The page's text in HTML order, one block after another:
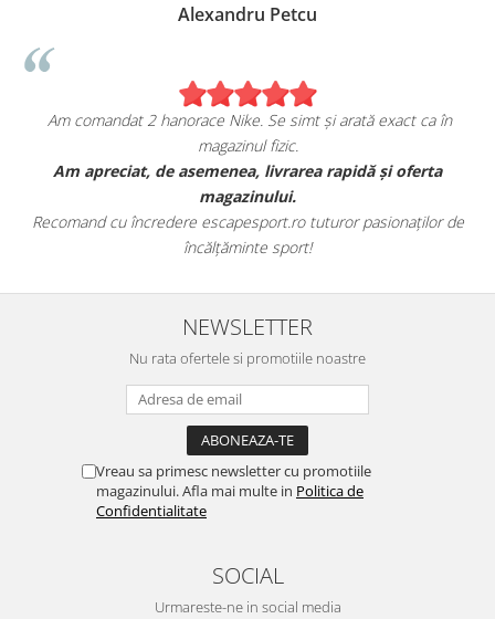
Alexandru Petcu
Am comandat 2 hanorace Nike. Se simt și arată exact ca în
magazinul fizic.
Am apreciat, de asemenea, livrarea rapidă și oferta
magazinului.
Recomand cu încredere escapesport.ro tuturor pasionaților de
încălțăminte sport!
NEWSLETTER
Nu rata ofertele si promotiile noastre
Vreau sa primesc newsletter cu promotiile
magazinului. Afla mai multe in Politica de
Confidentialitate
SOCIAL
Urmareste-ne in social media